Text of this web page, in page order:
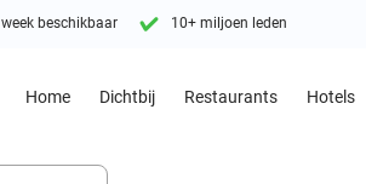
beschikbaar 10+ miljoen leden
Home Dichtbij Restaurants Hotels